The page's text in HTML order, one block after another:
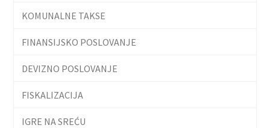
KOMUNALNE TAKSE
FINANSIJSKO POSLOVANJE
DEVIZNO POSLOVANJE
FISKALIZACIJA
IGRE NA SREĆU